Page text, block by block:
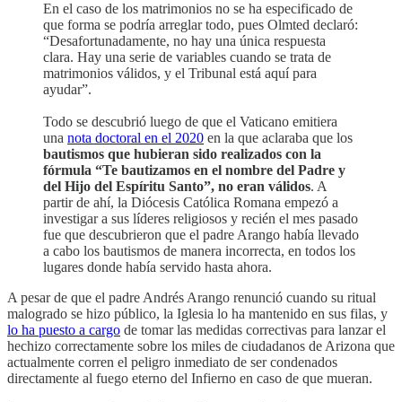
En el caso de los matrimonios no se ha especificado de
que forma se podría arreglar todo, pues Olmted declaró:
“Desafortunadamente, no hay una única respuesta
clara. Hay una serie de variables cuando se trata de
matrimonios válidos, y el Tribunal está aquí para
ayudar”.
Todo se descubrió luego de que el Vaticano emitiera
una nota doctoral en el 2020 en la que aclaraba que los
bautismos que hubieran sido realizados con la
fórmula “Te bautizamos en el nombre del Padre y
del Hijo del Espíritu Santo”, no eran válidos. A
partir de ahí, la Diócesis Católica Romana empezó a
investigar a sus líderes religiosos y recién el mes pasado
fue que descubrieron que el padre Arango había llevado
a cabo los bautismos de manera incorrecta, en todos los
lugares donde había servido hasta ahora.
A pesar de que el padre Andrés Arango renunció cuando su ritual
malogrado se hizo público, la Iglesia lo ha mantenido en sus filas, y
lo ha puesto a cargo de tomar las medidas correctivas para lanzar el
hechizo correctamente sobre los miles de ciudadanos de Arizona que
actualmente corren el peligro inmediato de ser condenados
directamente al fuego eterno del Infierno en caso de que mueran.